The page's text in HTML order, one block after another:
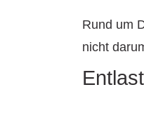
Rund um
nicht